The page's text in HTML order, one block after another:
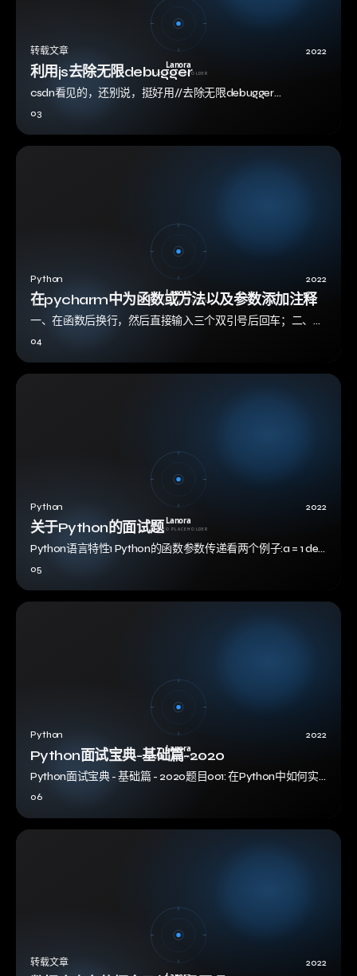
转载文章 2022
利用js去除无限debugger
csdn看见的，还别说，挺好用//去除无限debugger
03
Python 2022
在pycharm中为函数或方法以及参数添加注释
一、在函数后换行，然后直接输入三个双引号后回车；二、在
04
Python 2022
关于Python的面试题
Python语言特性1 Python的函数参数传递看两个例子:a = 1 def
05
Python 2022
Python面试宝典-基础篇-2020
Python面试宝典 - 基础篇 - 2020题目001: 在Python中如何实
现单例模式。点评：单例模式是指让一个类只能创建出唯一的
06
转载文章 2022